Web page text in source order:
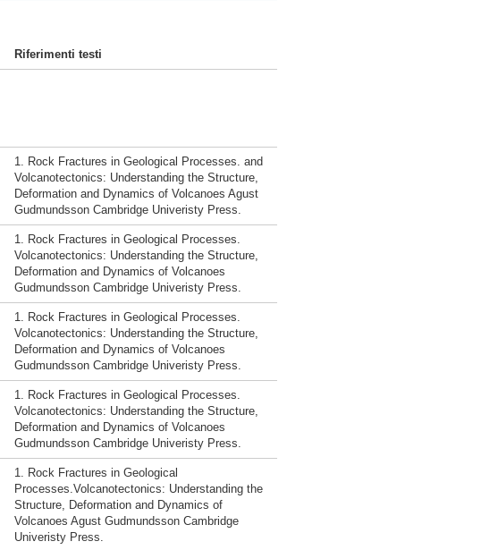
Riferimenti testi
1. Rock Fractures in Geological Processes. and
Volcanotectonics: Understanding the Structure,
Deformation and Dynamics of Volcanoes Agust
Gudmundsson Cambridge Univeristy Press.
1. Rock Fractures in Geological Processes.
Volcanotectonics: Understanding the Structure,
Deformation and Dynamics of Volcanoes
Gudmundsson Cambridge Univeristy Press.
1. Rock Fractures in Geological Processes.
Volcanotectonics: Understanding the Structure,
Deformation and Dynamics of Volcanoes
Gudmundsson Cambridge Univeristy Press.
1. Rock Fractures in Geological Processes.
Volcanotectonics: Understanding the Structure,
Deformation and Dynamics of Volcanoes
Gudmundsson Cambridge Univeristy Press.
1. Rock Fractures in Geological
Processes.Volcanotectonics: Understanding the
Structure, Deformation and Dynamics of
Volcanoes Agust Gudmundsson Cambridge
Univeristy Press.